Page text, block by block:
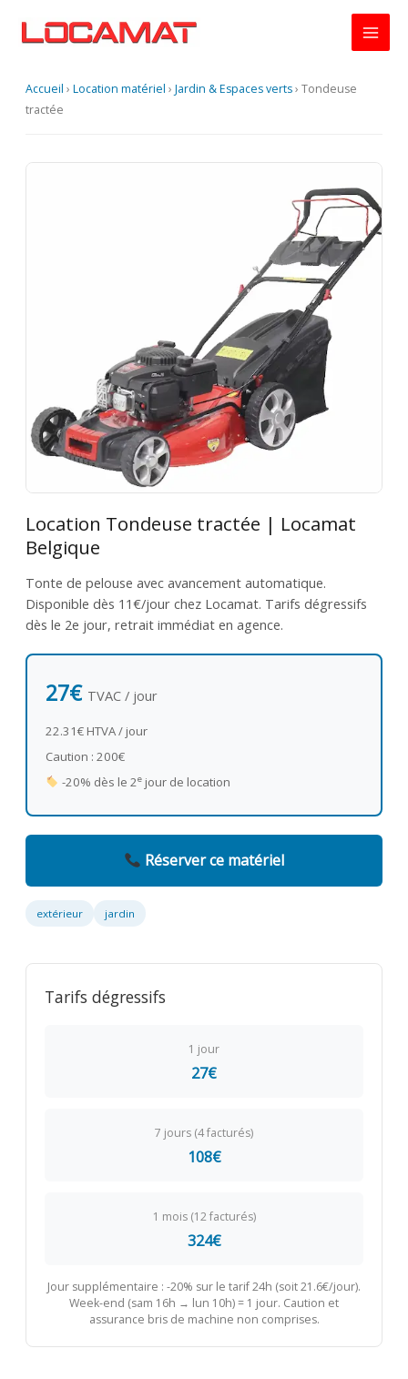
Accueil › Location matériel › Jardin & Espaces verts› Tondeuse
tractée
Location Tondeuse tractée | Locamat
Belgique
Tonte de pelouse avec avancement automatique.
Disponible dès 11€/jour chez Locamat. Tarifs dégressifs
dès le 2e jour, retrait immédiat en agence.
27€ TVAC / jour
22.31€ HTVA / jour
Caution : 200€
-20% dès le 2ejour de location
Réserver ce matériel
extérieur jardin
Tarifs dégressifs
1 jour
27€
7 jours (4 facturés)
108€
1 mois (12 facturés)
324€
Jour supplémentaire : -20% sur le tarif 24h (soit 21.6€/jour).
Week-end (sam 16h → lun 10h) = 1 jour. Caution et
assurance bris de machine non comprises.